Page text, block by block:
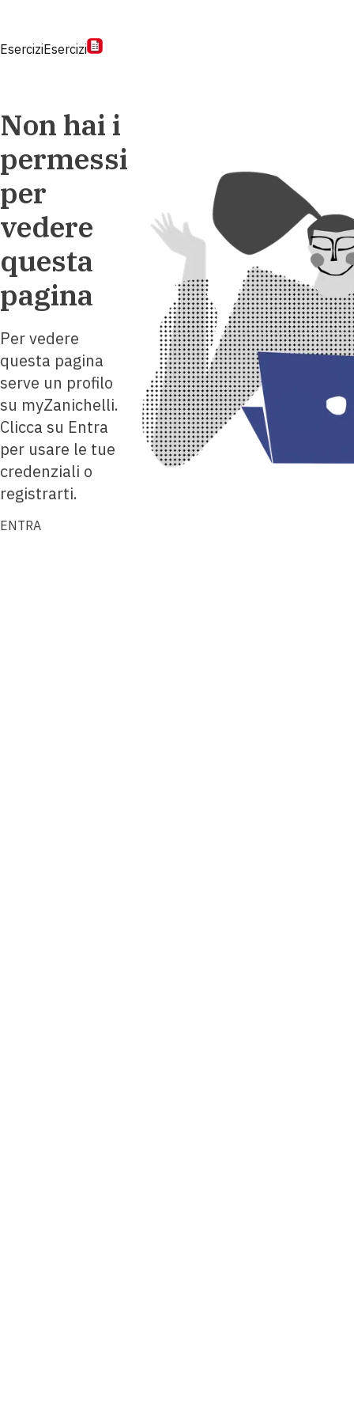
EserciziEsercizi
Non hai i
permessi
per
vedere
questa
pagina
Per vedere
questa pagina
serve un profilo
su myZanichelli.
Clicca su Entra
per usare le tue
credenziali o
registrarti.
ENTRA